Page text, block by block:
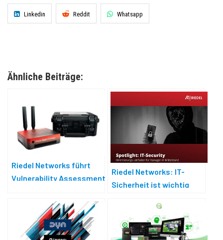
Linkedin Reddit Whatsapp
Ähnliche Beiträge:
Riedel Networks führt
Vulnerability Assessment
Riedel Networks: IT-
Sicherheit ist wichtig